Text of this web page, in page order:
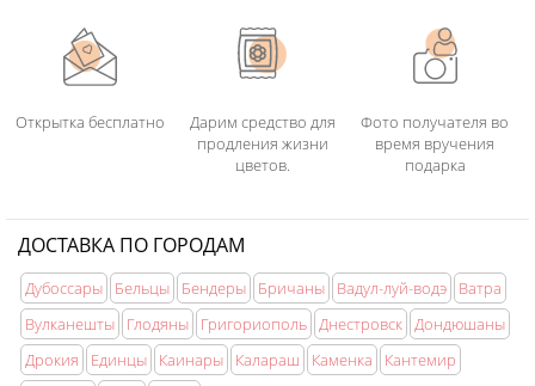
Открытка бесплатно
Дарим средство для
продления жизни
цветов.
Фото получателя во
время вручения
подарка
ДОСТАВКА ПО ГОРОДАМ
Дубоссары Бельцы Бендеры Бричаны Вадул-луй-водэ
Ватра
Вулканешты
Глодяны Григориополь Днестровск Дондюшаны
Дрокия
Единцы Каинары Калараш Каменка
Кантемир